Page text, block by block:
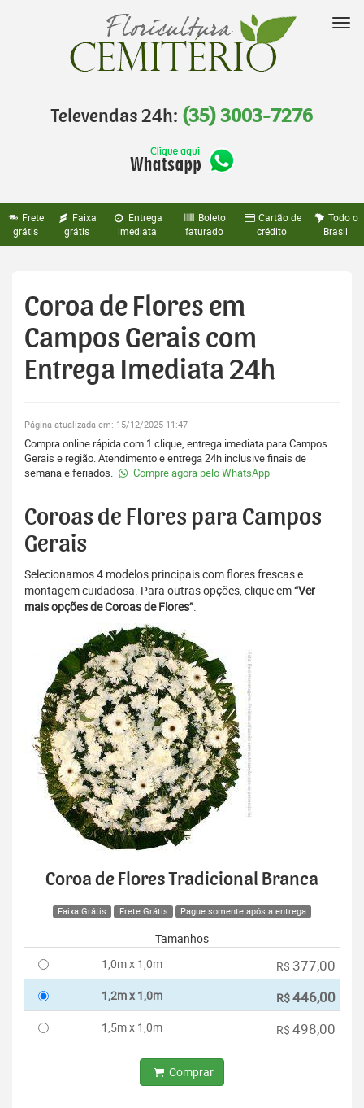
Televendas 24h: (35) 3003-7276
Frete
grátis
Faixa
grátis
Entrega
imediata
Boleto
faturado
Cartão de
crédito
Todo o
Brasil
Coroa de Flores em
Campos Gerais com
Entrega Imediata 24h
Página atualizada em: 15/12/2025 11:47
Compra online rápida com 1 clique, entrega imediata para Campos
Gerais e região. Atendimento e entrega 24h inclusive finais de
semana e feriados.
Compre agora pelo WhatsApp
Coroas de Flores para Campos
Gerais
Selecionamos 4 modelos principais com flores frescas e
montagem cuidadosa. Para outras opções, clique em“Ver
mais opções de Coroas de Flores”.
Coroa de Flores Tradicional Branca
Faixa Grátis Frete Grátis Pague somente após a entrega
Tamanhos
1,0m x 1,0m
R$ 377,00
1,2m x 1,0m R$446,00
1,5m x 1,0m R$ 498,00
Comprar